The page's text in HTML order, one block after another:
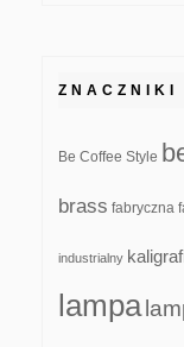
ZNACZNIKI
Be Coffee Style
brass fabryczna
industrialny
lampa